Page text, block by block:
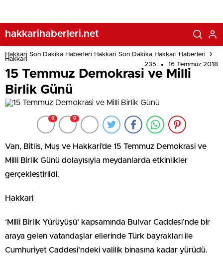
hakkarihaberleri.net
Hakkari Son Dakika Haberleri Hakkari Son Dakika Hakkari Haberleri
Hakkari
235
16 Temmuz 2018
15 Temmuz Demokrasi ve Milli
Birlik Günü
0 0
Van, Bitlis, Muş ve Hakkari’de 15 Temmuz Demokrasi ve
Milli Birlik Günü dolayısıyla meydanlarda etkinlikler
gerçekleştirildi.
Hakkari
‘Milli Birlik Yürüyüşü’ kapsamında Bulvar Caddesi’nde bir
araya gelen vatandaşlar ellerinde Türk bayrakları ile
Cumhuriyet Caddesi’ndeki valilik binasına kadar yürüdü.